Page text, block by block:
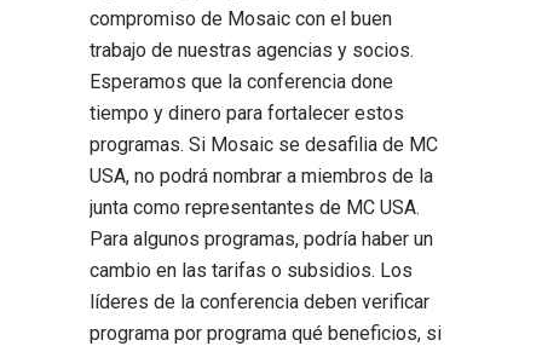
compromiso de Mosaic con el buen
trabajo de nuestras agencias y socios.
Esperamos que la conferencia done
tiempo y dinero para fortalecer estos
programas. Si Mosaic se desafilia de MC
USA, no podrá nombrar a miembros de la
junta como representantes de MC USA.
Para algunos programas, podría haber un
cambio en las tarifas o subsidios. Los
líderes de la conferencia deben verificar
programa por programa qué beneficios, si